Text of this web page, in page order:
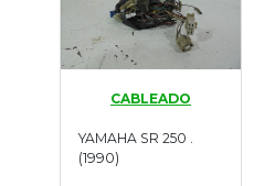
Nuevos
Motores
Usados
Tasaciones
CABLEADO
YAMAHA SR 250 .
(1990)